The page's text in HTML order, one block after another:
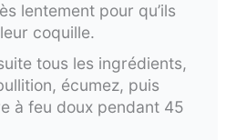
lentement pour qu’ils
coquille.
tous les ingrédients,
écumez, puis
à feu doux pendant 45